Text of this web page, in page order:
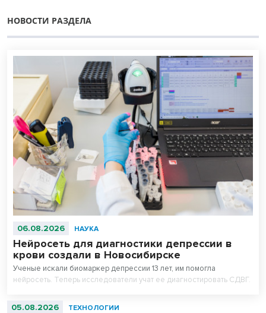
НОВОСТИ РАЗДЕЛА
06.08.2026 НАУКА
Нейросеть для диагностики депрессии в
крови создали в Новосибирске
Ученые искали биомаркер депрессии 13 лет, им помогла
нейросеть. Теперь исследователи учат ее диагностировать СДВГ.
05.08.2026 ТЕХНОЛОГИИ